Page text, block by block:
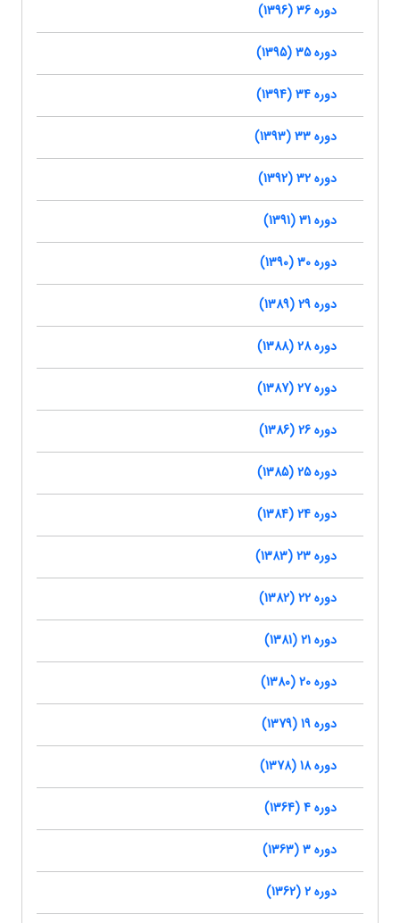
دوره 36 (1396)
دوره 35 (1395)
دوره 34 (1394)
دوره 33 (1393)
دوره 32 (1392)
دوره 31 (1391)
دوره 30 (1390)
دوره 29 (1389)
دوره 28 (1388)
دوره 27 (1387)
دوره 26 (1386)
دوره 25 (1385)
دوره 24 (1384)
دوره 23 (1383)
دوره 22 (1382)
دوره 21 (1381)
دوره 20 (1380)
دوره 19 (1379)
دوره 18 (1378)
دوره 4 (1364)
دوره 3 (1363)
دوره 2 (1362)